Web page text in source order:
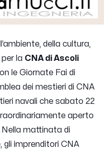
della cultura,
la CNA di Ascoli
le Giornate Fai di
dei mestieri di CNA
navali che sabato 22
aperto
Nella mattinata di
imprenditori CNA